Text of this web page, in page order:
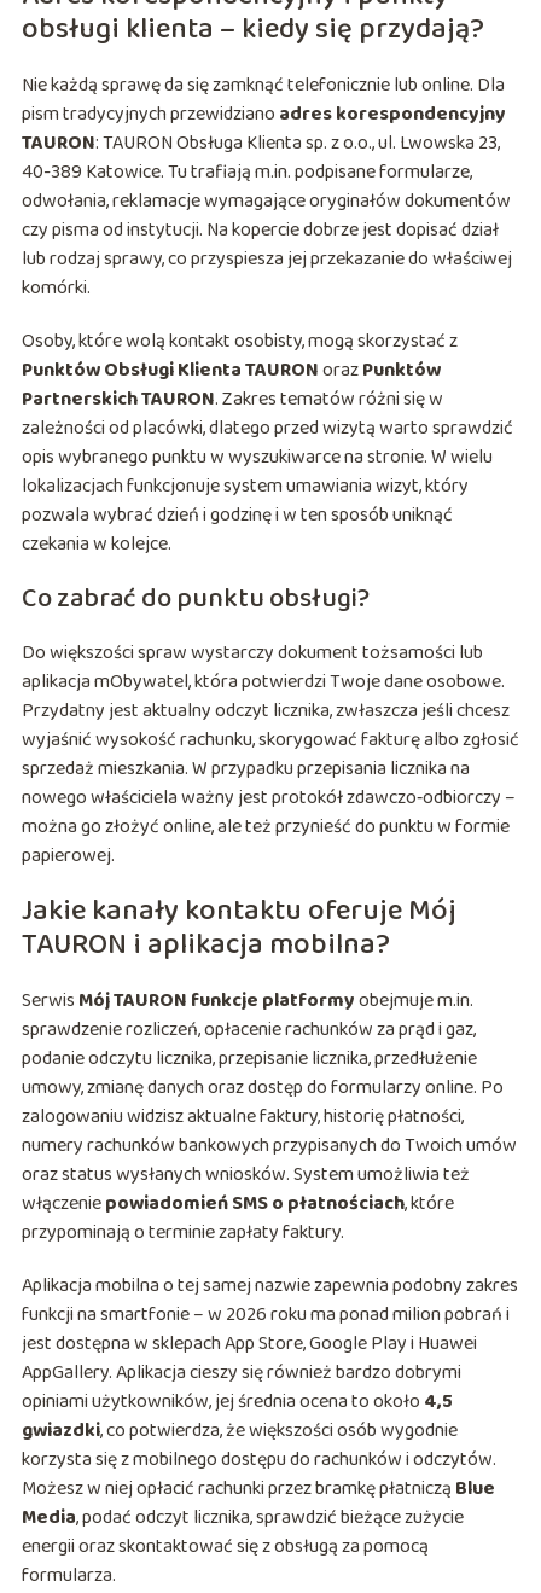
obsługi klienta – kiedy się przydają?
Nie każdą sprawę da się zamknąć telefonicznie lub online. Dla
pism tradycyjnych przewidziano adres korespondencyjny
TAURON: TAURON Obsługa Klienta sp. z o.o., ul. Lwowska 23,
40-389 Katowice. Tu trafiają m.in. podpisane formularze,
odwołania, reklamacje wymagające oryginałów dokumentów
czy pisma od instytucji. Na kopercie dobrze jest dopisać dział
lub rodzaj sprawy, co przyspiesza jej przekazanie do właściwej
komórki.
Osoby, które wolą kontakt osobisty, mogą skorzystać z
Punktów Obsługi Klienta TAURONorazPunktów
Partnerskich TAURON. Zakres tematów różni się w
zależności od placówki, dlatego przed wizytą warto sprawdzić
opis wybranego punktu w wyszukiwarce na stronie. W wielu
lokalizacjach funkcjonuje system umawiania wizyt, który
pozwala wybrać dzień i godzinę i w ten sposób uniknąć
czekania w kolejce.
Co zabrać do punktu obsługi?
Do większości spraw wystarczy dokument tożsamości lub
aplikacja mObywatel, która potwierdzi Twoje dane osobowe.
Przydatny jest aktualny odczyt licznika, zwłaszcza jeśli chcesz
wyjaśnić wysokość rachunku, skorygować fakturę albo zgłosić
sprzedaż mieszkania. W przypadku przepisania licznika na
nowego właściciela ważny jest protokół zdawczo‑odbiorczy –
można go złożyć online, ale też przynieść do punktu w formie
papierowej.
Jakie kanały kontaktu oferuje Mój
TAURON i aplikacja mobilna?
Serwis Mój TAURON funkcje platformyobejmuje m.in.
sprawdzenie rozliczeń, opłacenie rachunków za prąd i gaz,
podanie odczytu licznika, przepisanie licznika, przedłużenie
umowy, zmianę danych oraz dostęp do formularzy online. Po
zalogowaniu widzisz aktualne faktury, historię płatności,
numery rachunków bankowych przypisanych do Twoich umów
oraz status wysłanych wniosków. System umożliwia też
włączeniepowiadomień SMS o płatnościach, które
przypominają o terminie zapłaty faktury.
Aplikacja mobilna o tej samej nazwie zapewnia podobny zakres
funkcji na smartfonie – w 2026 roku ma ponad milion pobrań i
jest dostępna w sklepach App Store, Google Play i Huawei
AppGallery. Aplikacja cieszy się również bardzo dobrymi
opiniami użytkowników, jej średnia ocena to około 4,5
gwiazdki, co potwierdza, że większości osób wygodnie
korzysta się z mobilnego dostępu do rachunków i odczytów.
Możesz w niej opłacić rachunki przez bramkę płatniczą Blue
Media, podać odczyt licznika, sprawdzić bieżące zużycie
energii oraz skontaktować się z obsługą za pomocą
formularza.